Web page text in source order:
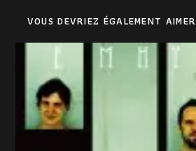
VOUS DEVRIEZ ÉGALEMENT AIMER